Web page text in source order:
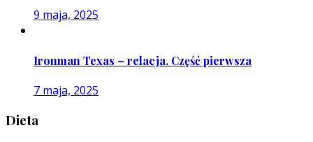
9 maja, 2025
Ironman Texas – relacja. Część pierwsza
7 maja, 2025
Dieta